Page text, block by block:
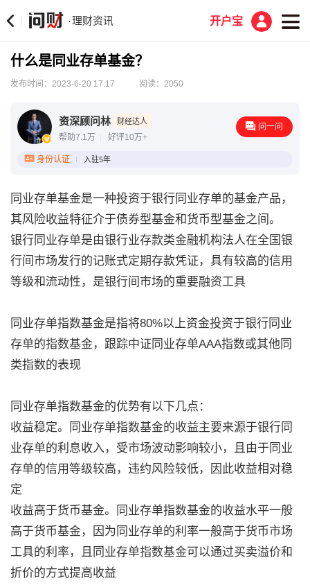
·理财资讯 开户宝
什么是同业存单基金？
发布时间：2023-6-20 17:17 阅读：2050
资深顾问林 财经达人
帮助7.1万 好评10万+
问一问
身份认证 入驻5年
同业存单基金是一种投资于银行同业存单的基金产品，
其风险收益特征介于债券型基金和货币型基金之间。
银行同业存单是由银行业存款类金融机构法人在全国银
行间市场发行的记账式定期存款凭证，具有较高的信用
等级和流动性，是银行间市场的重要融资工具
同业存单指数基金是指将80%以上资金投资于银行同业
存单的指数基金，跟踪中证同业存单AAA指数或其他同
类指数的表现
同业存单指数基金的优势有以下几点：
收益稳定。同业存单指数基金的收益主要来源于银行同
业存单的利息收入，受市场波动影响较小，且由于同业
存单的信用等级较高，违约风险较低，因此收益相对稳
定
收益高于货币基金。同业存单指数基金的收益水平一般
高于货币基金，因为同业存单的利率一般高于货币市场
工具的利率，且同业存单指数基金可以通过买卖溢价和
折价的方式提高收益